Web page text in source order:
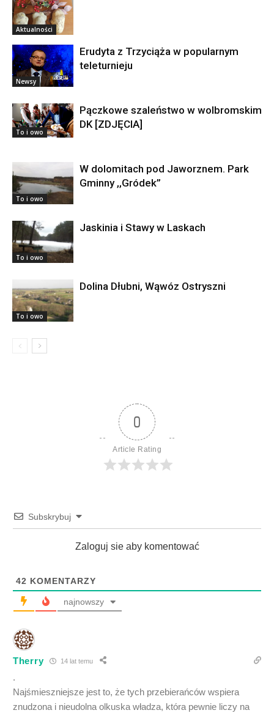
Aktualności
Newsy
Erudyta z Trzyciąża w popularnym
teleturnieju
To i owo
Pączkowe szaleństwo w wolbromskim
DK [ZDJĘCIA]
To i owo
W dolomitach pod Jaworznem. Park
Gminny ,,Gródek”
To i owo
Jaskinia i Stawy w Laskach
To i owo
Dolina Dłubni, Wąwóz Ostryszni
0
Article Rating
Subskrybuj
Zaloguj sie aby komentować
42 KOMENTARZY
najnowszy
Therry 14 lat temu
.
Najśmieszniejsze jest to, że tych przebierańców wspiera
znudzona i nieudolna olkuska władza, która pewnie liczy na